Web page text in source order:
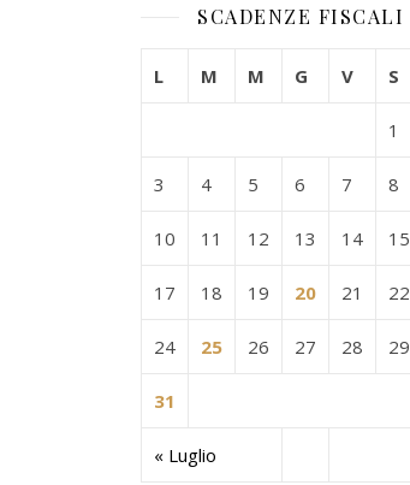
SCADENZE FISCALI
L M M G V S
« Luglio
1
3 4 5 6 7 8
10 11 12 13 14 15
17 18 19 20 21 22
24 25 26 27 28 29
31